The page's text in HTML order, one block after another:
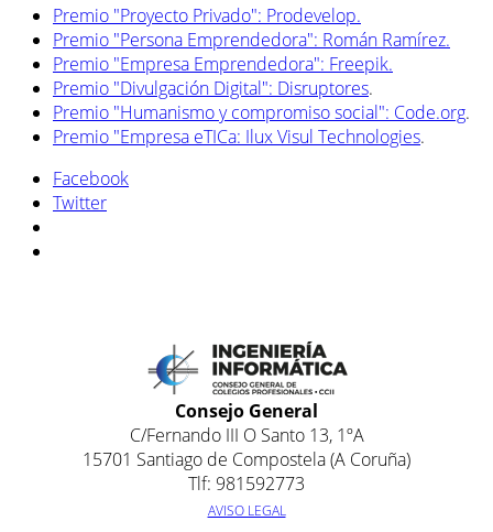
Premio "Proyecto Privado": Prodevelop.
Premio "Persona Emprendedora": Román Ramírez.
Premio "Empresa Emprendedora": Freepik.
Premio "Divulgación Digital": Disruptores.
Premio "Humanismo y compromiso social": Code.org.
Premio "Empresa eTICa: Ilux Visul Technologies.
Facebook
Twitter
Consejo General
C/Fernando III O Santo 13, 1ºA
15701 Santiago de Compostela (A Coruña)
Tlf: 981592773
AVISO LEGAL